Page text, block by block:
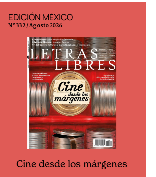
EDICIÓN MÉXICO
N° 332 / Agosto 2026
Cine desde los márgenes